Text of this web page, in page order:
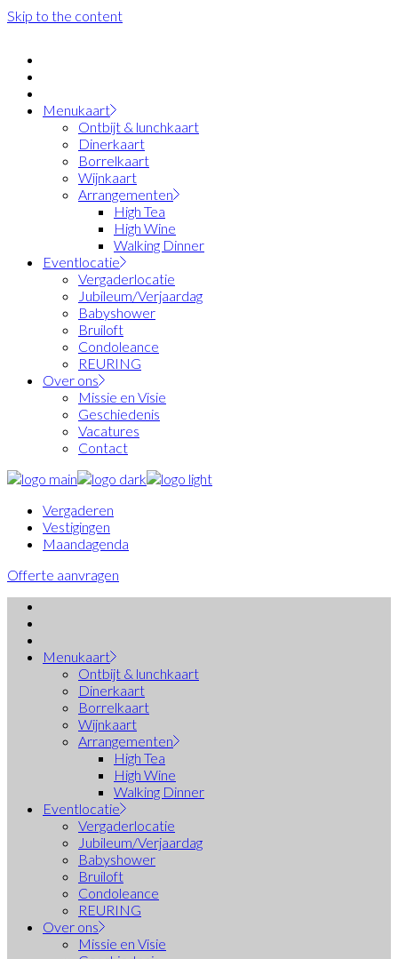
Skip to the content
Menukaart
Ontbijt & lunchkaart
Dinerkaart
Borrelkaart
Wijnkaart
Arrangementen
High Tea
High Wine
Walking Dinner
Eventlocatie
Vergaderlocatie
Jubileum/Verjaardag
Babyshower
Bruiloft
Condoleance
REURING
Over ons
Missie en Visie
Geschiedenis
Vacatures
Contact
Vergaderen
Vestigingen
Maandagenda
Offerte aanvragen
Menukaart
Ontbijt & lunchkaart
Dinerkaart
Borrelkaart
Wijnkaart
Arrangementen
High Tea
High Wine
Walking Dinner
Eventlocatie
Vergaderlocatie
Jubileum/Verjaardag
Babyshower
Bruiloft
Condoleance
REURING
Over ons
Missie en Visie